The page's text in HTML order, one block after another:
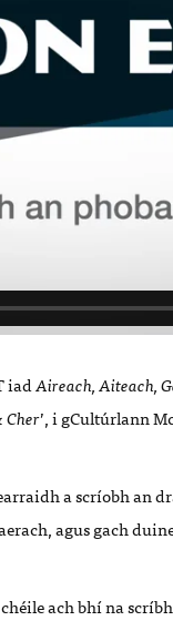
iadAireach, Aiteach,
Cher’, igCultúrlann
a scríobh an dr
agus gach
ach bhí na